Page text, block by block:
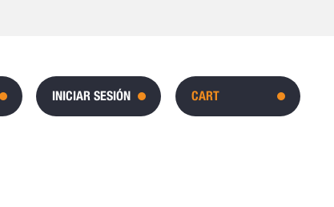
CART
INICIAR SESIÓN